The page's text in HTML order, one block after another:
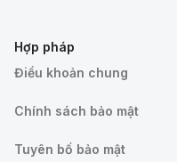
Hợp pháp
Điều khoản chung
Chính sách bảo mật
Tuyên bố bảo mật